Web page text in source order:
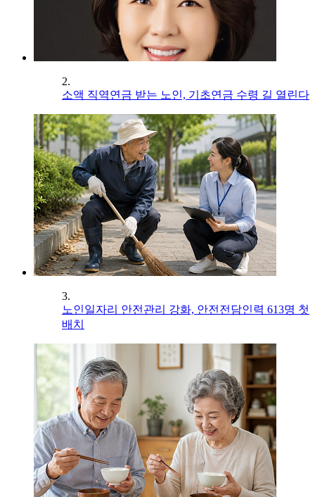
2.
소액 직역연금 받는 노인, 기초연금 수령 길 열린다
3.
노인일자리 안전관리 강화, 안전전담인력 613명 첫
배치